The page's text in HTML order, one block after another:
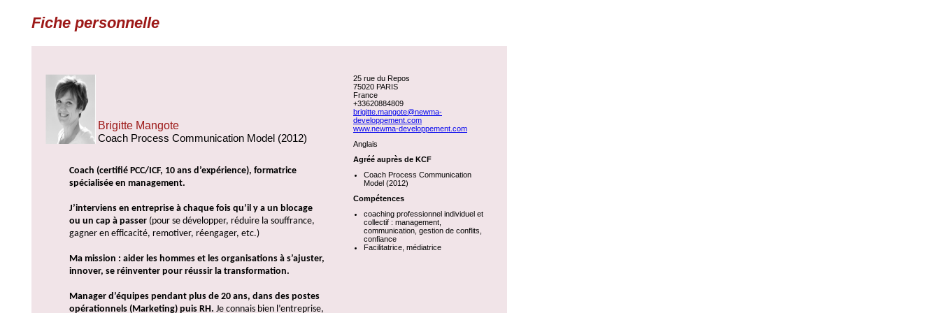
Fiche personnelle
Brigitte Mangote
Coach Process Communication Model (2012)
Coach (certifié PCC/ICF, 10 ans d’expérience), formatrice
spécialisée en management.
J’interviens en entreprise à chaque fois qu’il y a un blocage
ou un cap à passer (pour se développer, réduire la souffrance,
gagner en efficacité, remotiver, réengager, etc.)
Ma mission : aider les hommes et les organisations à s’ajuster,
innover, se réinventer pour réussir la transformation.
Manager d’équipes pendant plus de 20 ans, dans des postes
opérationnels (Marketing) puis RH. Je connais bien l’entreprise,
25 rue du Repos
75020 PARIS
France
+33620884809
brigitte.mangote@newma-
developpement.com
www.newma-developpement.com
Anglais
Agréé auprès de KCF
Coach Process Communication
Model (2012)
Compétences
coaching professionnel individuel et
collectif : management,
communication, gestion de conflits,
confiance
Facilitatrice, médiatrice